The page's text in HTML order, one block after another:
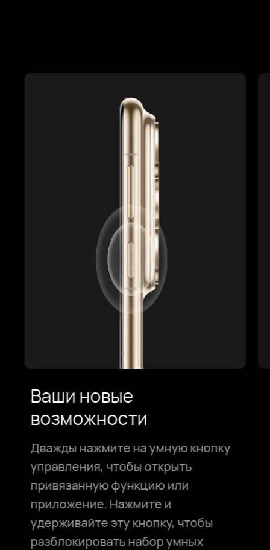
Ваши новые
возможности
Дважды нажмите на умную кнопку
управления, чтобы открыть
привязанную функцию или
приложение. Нажмите и
удерживайте эту кнопку, чтобы
разблокировать набор умных